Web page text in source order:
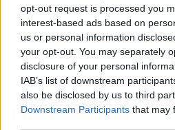
opt-out request is processed you
interest-based ads based on
us or personal information
your opt-out. You may separately
disclosure of your personal
IAB’s list of downstream
also be disclosed by us to third
Downstream Participants that may
Katër
Thiago
Tajfuni